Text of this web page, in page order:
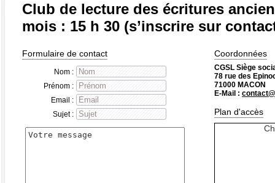
Club de lecture des écritures
mois : 15 h 30 (s’inscrire sur
Formulaire de contact
Nom :
Prénom :
Email :
Sujet :
Coordonnées
CGSL Siège
78 rue des
71000 MACON
E-Mail :
Plan d'accès